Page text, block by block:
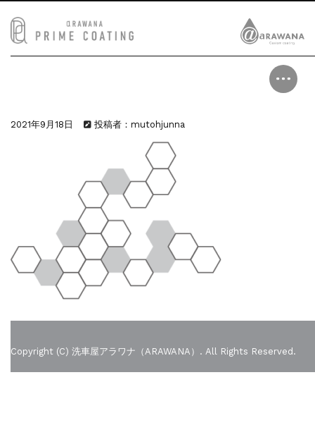
2021年9月18日 投稿者：mutohjunna
Copyright (C) 洗車屋アラワナ（ARAWANA）. All Rights Reserved.